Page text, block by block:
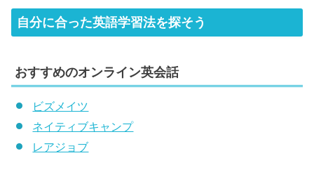
自分に合った英語学習法を探そう
おすすめのオンライン英会話
ビズメイツ
ネイティブキャンプ
レアジョブ